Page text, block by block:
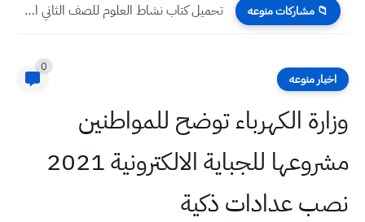
📁 مشاركات منوعه تحميل كتاب نشاط العلوم للصف الثاني الابتدائي 2022 - 2023...
اخبار منوعه
0
وزارة الكهرباء توضح للمواطنين
مشروعها للجباية الالكترونية 2021
نصب عدادات ذكية